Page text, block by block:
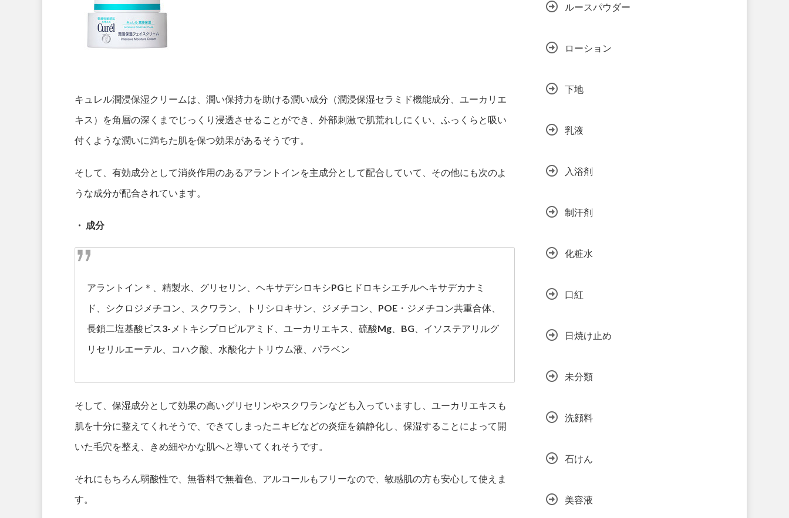
キュレル潤浸保湿クリームは、潤い保持力を助ける潤い成分（潤浸保湿セラミド機能成分、ユーカリエ
キス）を角層の深くまでじっくり浸透させることができ、外部刺激で肌荒れしにくい、ふっくらと吸い
付くような潤いに満ちた肌を保つ効果があるそうです。
そして、有効成分として消炎作用のあるアラントインを主成分として配合していて、その他にも次のよ
うな成分が配合されています。
・ 成分
アラントイン＊、精製水、グリセリン、ヘキサデシロキシPGヒドロキシエチルヘキサデカナミ
ド、シクロジメチコン、スクワラン、トリシロキサン、ジメチコン、POE・ジメチコン共重合体、
長鎖二塩基酸ビス3-メトキシプロピルアミド、ユーカリエキス、硫酸Mg、BG、イソステアリルグ
リセリルエーテル、コハク酸、水酸化ナトリウム液、パラベン
そして、保湿成分として効果の高いグリセリンやスクワランなども入っていますし、ユーカリエキスも
肌を十分に整えてくれそうで、できてしまったニキビなどの炎症を鎮静化し、保湿することによって開
いた毛穴を整え、きめ細やかな肌へと導いてくれそうです。
それにもちろん弱酸性で、無香料で無着色、アルコールもフリーなので、敏感肌の方も安心して使えま
す。
ルースパウダー
ローション
下地
乳液
入浴剤
制汗剤
化粧水
口紅
日焼け止め
未分類
洗顔料
石けん
美容液